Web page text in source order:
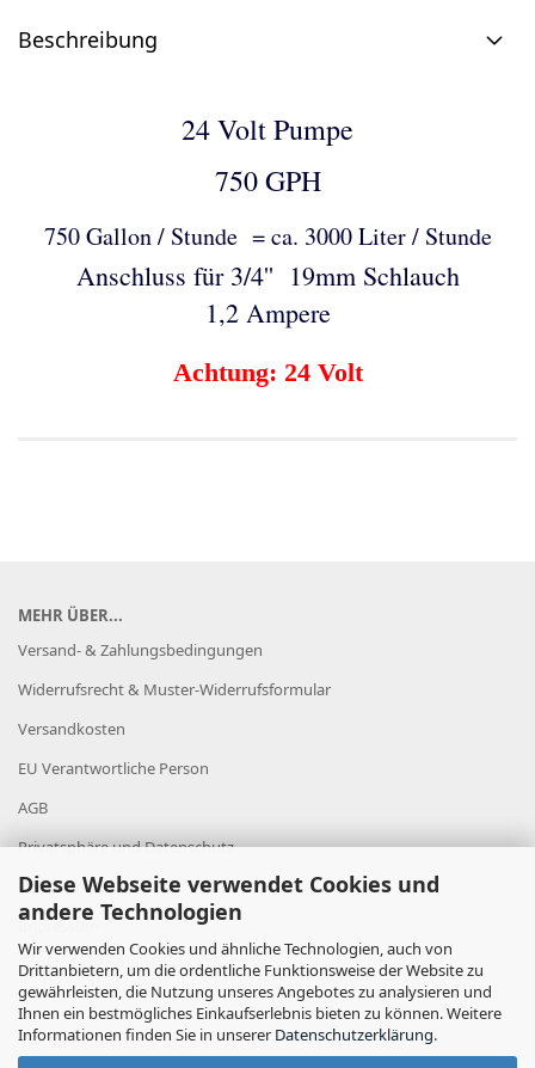
Diese Webseite verwendet Cookies und
andere Technologien
Wir verwenden Cookies und ähnliche Technologien, auch von
Drittanbietern, um die ordentliche Funktionsweise der Website zu
gewährleisten, die Nutzung unseres Angebotes zu analysieren und
Ihnen ein bestmögliches Einkaufserlebnis bieten zu können. Weitere
Informationen finden Sie in unserer Datenschutzerklärung.
Beschreibung
24 Volt Pumpe
750 GPH
750 Gallon / Stunde = ca. 3000 Liter / Stunde
Anschluss für 3/4'' 19mm Schlauch
1,2 Ampere
Achtung: 24 Volt
MEHR ÜBER...
Versand- & Zahlungsbedingungen
Widerrufsrecht & Muster-Widerrufsformular
Versandkosten
EU Verantwortliche Person
AGB
Privatsphäre und Datenschutz
Datenschutz
Impressum
Cookie Einstellungen